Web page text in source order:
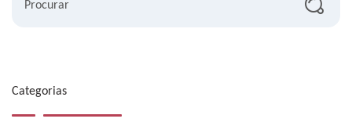
Categorias